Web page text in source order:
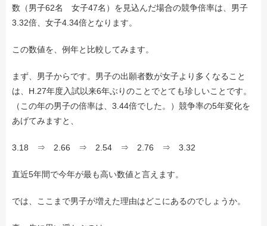
数（男子62名 女子47名）を見込んだ場合の競争倍率は、男子
3.32倍、女子4.34倍となります。
この数値を、例年と比較してみます。
まず、男子からです。男子の出願者数が女子より多くなること
は、H.27年度入試以来6年ぶりのことでとても珍しいことです。
（この年の男子の倍率は、3.44倍でした。）競争率の5年変化を
あげてみますと、
3.18 ⇒ 2.66 ⇒ 2.54 ⇒ 2.76 ⇒ 3.32
直近5年間で今年が最も高い数値と言えます。
では、ここまで男子が増えた理由はどこにあるのでしょうか。
メールでのお問い合わせ